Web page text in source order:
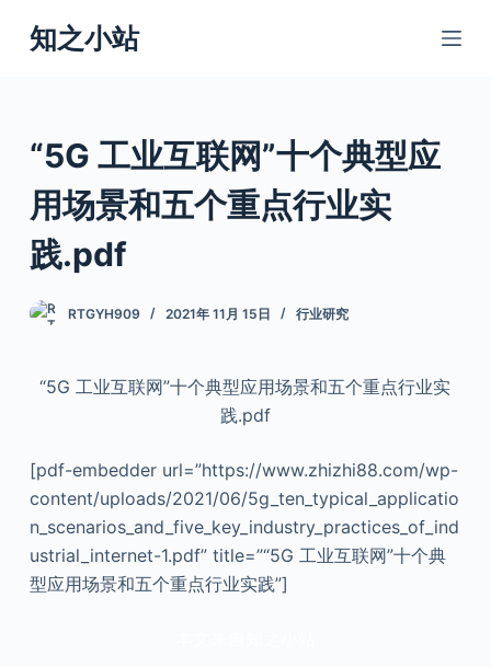
跳
过
知之小站
“5G 工业互联网”十个典型应
用场景和五个重点行业实
践.pdf
RTGYH909 2021年 11月 15日 行业研究
“5G 工业互联网”十个典型应用场景和五个重点行业实
践.pdf
[pdf-embedder url=”https://www.zhizhi88.com/wp-
content/uploads/2021/06/5g_ten_typical_applicatio
n_scenarios_and_five_key_industry_practices_of_ind
ustrial_internet-1.pdf” title=”“5G 工业互联网”十个典
型应用场景和五个重点行业实践”]